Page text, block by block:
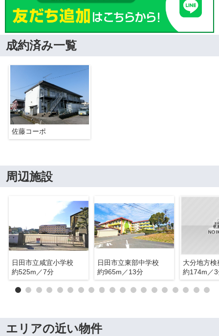
成約済み一覧
佐藤コーポ
周辺施設
日田市立咸宜小学校
約525m／7分
日田市立東部中学校
約965m／13分
約174m／
エリアの近い物件